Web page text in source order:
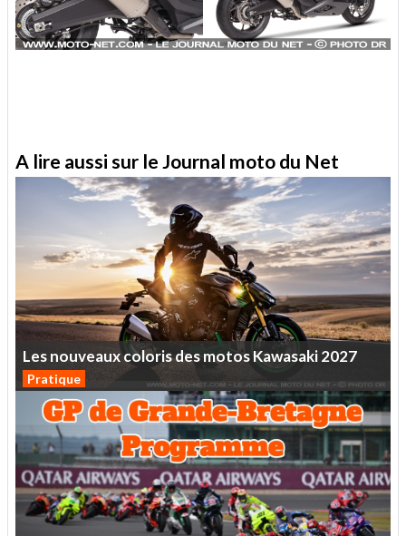
A lire aussi sur le Journal moto du Net
LesnouveauxcolorisdesmotosKawasaki2027
Pratique